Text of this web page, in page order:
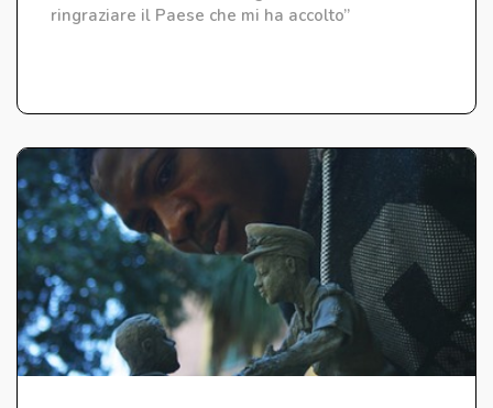
ringraziare il Paese che mi ha accolto”